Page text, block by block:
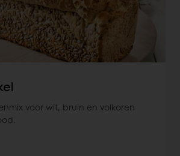
voor wit, bruin en volkoren